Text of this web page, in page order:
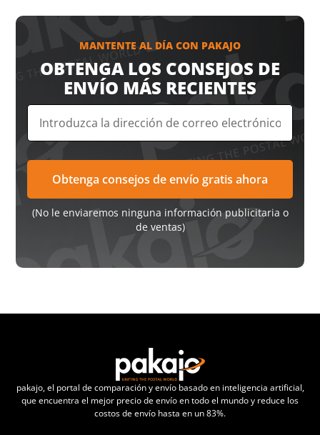
MANTENTE AL DÍA CON PAKAJO
OBTENGA LOS CONSEJOS DE
ENVÍO MÁS RECIENTES
(No le enviaremos ninguna información publicitaria o
de ventas)
pakajo, el portal de comparación y envío basado en inteligencia artificial,
que encuentra el mejor precio de envío en todo el mundo y reduce los
costos de envío hasta en un 83%.